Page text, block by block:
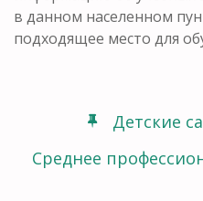
в данном населенном
подходящее место для
Детские
Среднее